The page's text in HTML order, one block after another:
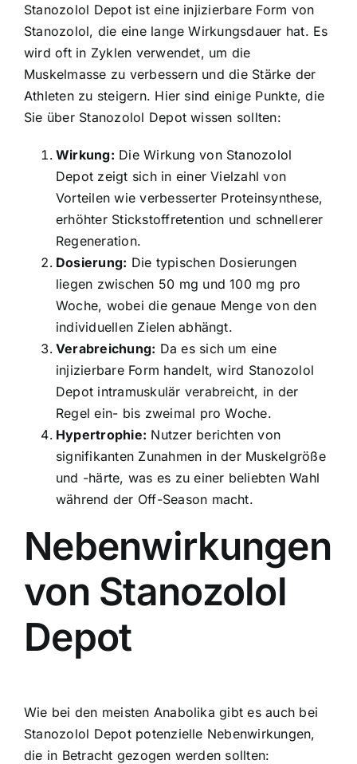
Stanozolol Depot ist eine injizierbare Form von
Stanozolol, die eine lange Wirkungsdauer hat. Es
wird oft in Zyklen verwendet, um die
Muskelmasse zu verbessern und die Stärke der
Athleten zu steigern. Hier sind einige Punkte, die
Sie über Stanozolol Depot wissen sollten:
Wirkung: Die Wirkung von Stanozolol
Depot zeigt sich in einer Vielzahl von
Vorteilen wie verbesserter Proteinsynthese,
erhöhter Stickstoffretention und schnellerer
Regeneration.
Dosierung: Die typischen Dosierungen
liegen zwischen 50 mg und 100 mg pro
Woche, wobei die genaue Menge von den
individuellen Zielen abhängt.
Verabreichung: Da es sich um eine
injizierbare Form handelt, wird Stanozolol
Depot intramuskulär verabreicht, in der
Regel ein- bis zweimal pro Woche.
Hypertrophie: Nutzer berichten von
signifikanten Zunahmen in der Muskelgröße
und -härte, was es zu einer beliebten Wahl
während der Off-Season macht.
Nebenwirkungen
von Stanozolol
Depot
Wie bei den meisten Anabolika gibt es auch bei
Stanozolol Depot potenzielle Nebenwirkungen,
die in Betracht gezogen werden sollten: